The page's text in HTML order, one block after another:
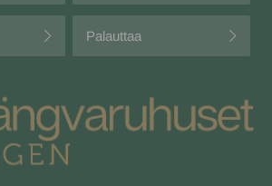
Palauttaa